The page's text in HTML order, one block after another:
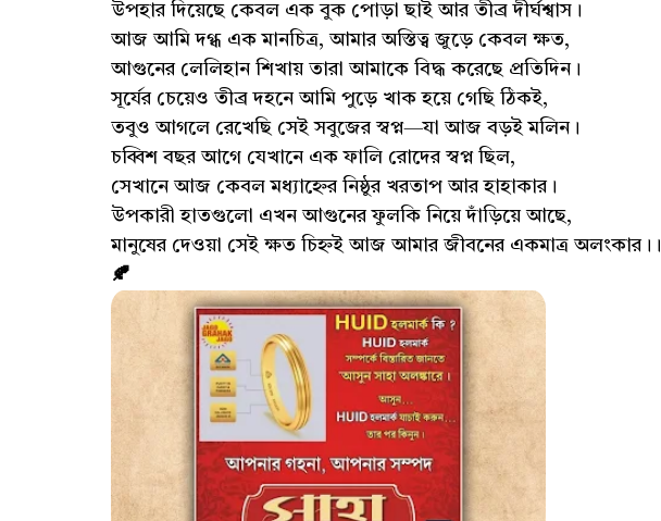
উপহার দিয়েছে কেবল এক বুক পোড়া ছাই আর তীব্র দীর্ঘশ্বাস।
আজ আমি দগ্ধ এক মানচিত্র, আমার অস্তিত্ব জুড়ে কেবল ক্ষত,
আগুনের লেলিহান শিখায় তারা আমাকে বিদ্ধ করেছে প্রতিদিন।
সূর্যের চেয়েও তীব্র দহনে আমি পুড়ে খাক হয়ে গেছি ঠিকই,
তবুও আগলে রেখেছি সেই সবুজের স্বপ্ন—যা আজ বড়ই মলিন।
চব্বিশ বছর আগে যেখানে এক ফালি রোদের স্বপ্ন ছিল,
সেখানে আজ কেবল মধ্যাহ্নের নিষ্ঠুর খরতাপ আর হাহাকার।
উপকারী হাতগুলো এখন আগুনের ফুলকি নিয়ে দাঁড়িয়ে আছে,
মানুষের দেওয়া সেই ক্ষত চিহ্নই আজ আমার জীবনের একমাত্র অলংকার।।
🍂